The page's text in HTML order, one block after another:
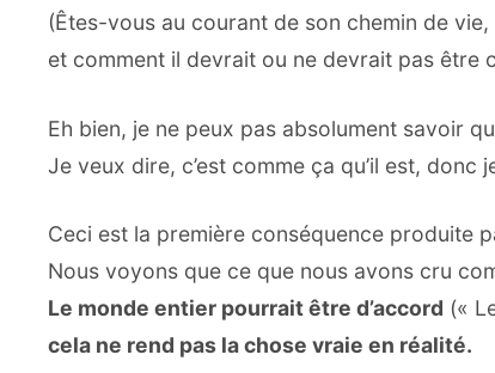
(Êtes-vous au courant de son chemin de vie,
et comment il devrait ou ne devrait pas être
Eh bien, je ne peux pas absolument savoir
Je veux dire, c’est comme ça qu’il est, donc
Ceci est la première conséquence produite
Nous voyons que ce que nous avons cru
Le monde entier pourrait être d’accord («
cela ne rend pas la chose vraie en réalité.